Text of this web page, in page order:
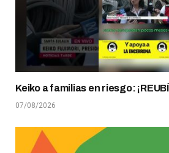
Keiko a familias en riesgo:
07/08/2026